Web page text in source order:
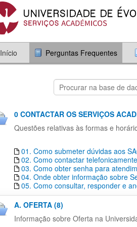
Início Perguntas Frequentes
0 CONTACTAR OS SERVIÇOS
Questões relativas às formas e
01. Como submeter dúvidas aos
02. Como contactar
03. Como obter senha para
04. Onde obter informação sobre
05. Como consultar, responder e
A. OFERTA (8)
Informação sobre Oferta na